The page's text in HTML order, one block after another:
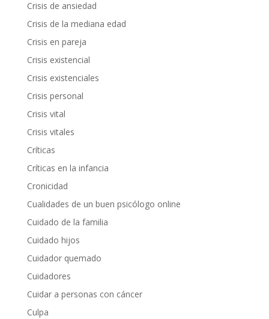
Crisis de ansiedad
Crisis de la mediana edad
Crisis en pareja
Crisis existencial
Crisis existenciales
Crisis personal
Crisis vital
Crisis vitales
Críticas
Críticas en la infancia
Cronicidad
Cualidades de un buen psicólogo online
Cuidado de la familia
Cuidado hijos
Cuidador quemado
Cuidadores
Cuidar a personas con cáncer
Culpa